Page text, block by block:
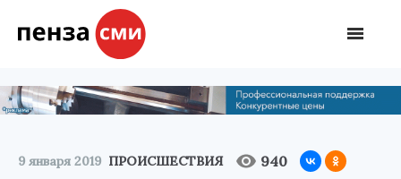
9 января 2019 ПРОИСШЕСТВИЯ 940